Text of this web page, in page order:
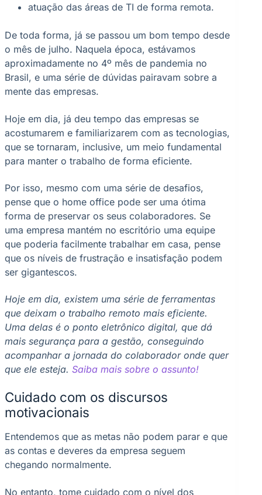
atuação das áreas de TI de forma remota.
De toda forma, já se passou um bom tempo desde
o mês de julho. Naquela época, estávamos
aproximadamente no 4º mês de pandemia no
Brasil, e uma série de dúvidas pairavam sobre a
mente das empresas.
Hoje em dia, já deu tempo das empresas se
acostumarem e familiarizarem com as tecnologias,
que se tornaram, inclusive, um meio fundamental
para manter o trabalho de forma eficiente.
Por isso, mesmo com uma série de desafios,
pense que o home office pode ser uma ótima
forma de preservar os seus colaboradores. Se
uma empresa mantém no escritório uma equipe
que poderia facilmente trabalhar em casa, pense
que os níveis de frustração e insatisfação podem
ser gigantescos.
Hoje em dia, existem uma série de ferramentas
que deixam o trabalho remoto mais eficiente.
Uma delas é o ponto eletrônico digital, que dá
mais segurança para a gestão, conseguindo
acompanhar a jornada do colaborador onde quer
que ele esteja. Saiba mais sobre o assunto!
Cuidado com os discursos
motivacionais
Entendemos que as metas não podem parar e que
as contas e deveres da empresa seguem
chegando normalmente.
No entanto, tome cuidado com o nível dos